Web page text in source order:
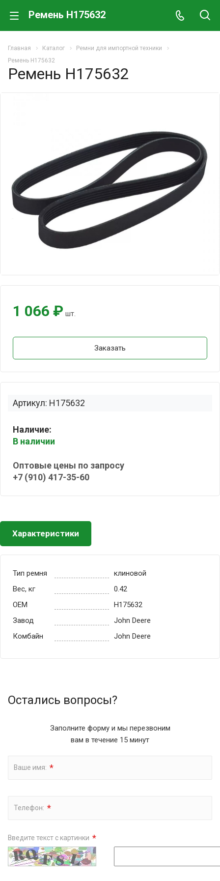
Ремень H175632
Главная Каталог
Ремни для импортной техники
Ремень H175632
Ремень H175632
Артикул: H175632
Наличие:
В наличии
Оптовые цены по запросу
+7 (910) 417-35-60
1 066 ₽ шт.
Заказать
Характеристики
Тип ремня
клиновой
Вес, кг
0.42
OEM
H175632
Завод
John Deere
Комбайн
John Deere
Остались вопросы?
Заполните форму и мы перезвоним
вам в течение 15 минут
Ваше имя: *
Телефон: *
Введите текст с картинки *